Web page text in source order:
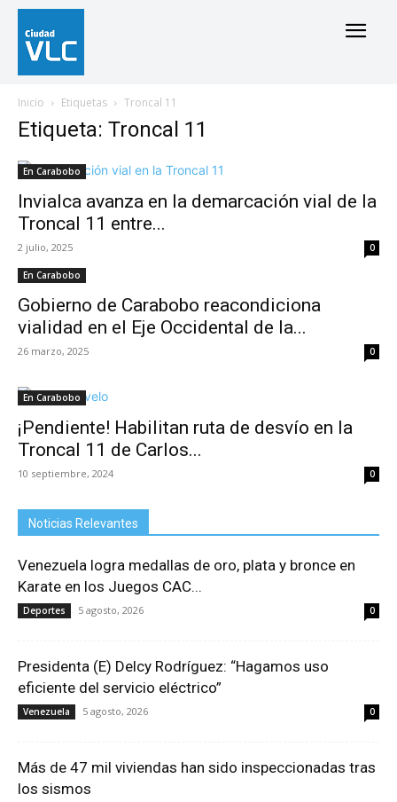
Inicio Etiquetas Troncal 11
Etiqueta: Troncal 11
En Carabobo
Invialca avanza en la demarcación vial de la
Troncal 11 entre...
2 julio, 2025 0
En Carabobo
Gobierno de Carabobo reacondiciona
vialidad en el Eje Occidental de la...
26 marzo, 2025 0
En Carabobo
¡Pendiente! Habilitan ruta de desvío en la
Troncal 11 de Carlos...
10 septiembre, 2024 0
Noticias Relevantes
Venezuela logra medallas de oro, plata y bronce en
Karate en los Juegos CAC...
Deportes 5 agosto, 2026 0
Presidenta (E) Delcy Rodríguez: “Hagamos uso
eficiente del servicio eléctrico”
Venezuela 5 agosto, 2026 0
Más de 47 mil viviendas han sido inspeccionadas tras
los sismos